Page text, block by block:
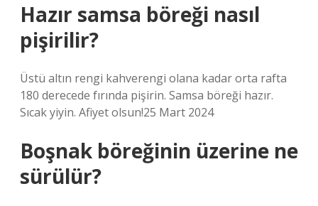
Hazır samsa böreği nasıl
pişirilir?
Üstü altın rengi kahverengi olana kadar orta rafta
180 derecede fırında pişirin. Samsa böreği hazır.
Sıcak yiyin. Afiyet olsun!25 Mart 2024
Boşnak böreğinin üzerine ne
sürülür?